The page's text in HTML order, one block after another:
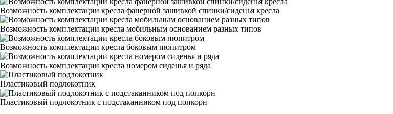
Возможность комплектации кресла фанерной зашивкой спинки/сиденья кресла
Возможность комплектации кресла мобильным основанием разных типов
Возможность комплектации кресла боковым пюпитром
Возможность комплектации кресла номером сиденья и ряда
Пластиковый подлокотник
Пластиковый подлокотник с подстаканником под попкорн